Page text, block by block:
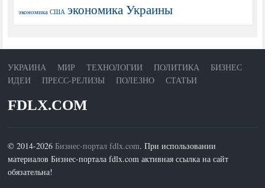
экономика США экономика Украины
УКРАИНА МИР ТЕХНОЛОГИИ ПОЛИТИКА
БИЗНЕС
ИДЕИ
ПРЕСС-РЕЛИЗЫ ПОЛЕЗНО СТАТЬИ
FDLX.COM
© 2014-2026 Бизнес-портал fdlx.com. При использовании
материалов Бизнес-портала fdlx.com активная ссылка на сайт
обязательна!